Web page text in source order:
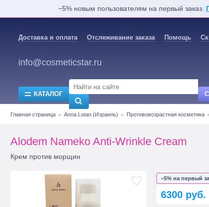
−5% новым пользователям на первый заказ.
Доставка и оплата Отслеживание заказа Помощь
info@cosmeticstar.ru
КАТАЛОГ
Главная страница Anna Lotan (Израиль) Противовозрастная косметика
Alodem Nameko Anti-Wrinkle Cream
Крем против морщин
−5% на первый
6300 руб.